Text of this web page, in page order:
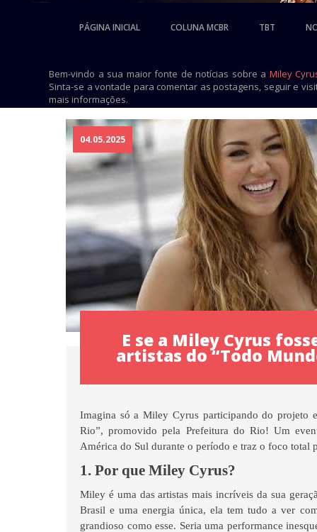
PÁGINA INICIAL COLUNA MCBR TBT
Bem-vindo a sua maior fonte de notícias sobre a Miley
Sinta-se a vontade para comentar as postagens, seguir e
mais informações.
04.05.2025
E se a Miley Cyrus
artistas do “Todo
Imagina só a Miley Cyrus participando do projeto
Rio”, promovido pela Prefeitura do Rio! Um
América do Sul durante o período e traz o foco total
1. Por que Miley Cyrus?
Miley é uma das artistas mais incríveis da sua
Brasil e uma energia única, ela tem tudo a ver
grandioso como esse. Seria uma performance